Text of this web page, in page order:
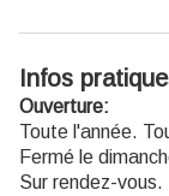
Infos
Ouverture:
Toute l'année.
Fermé le
Sur rendez-vous.